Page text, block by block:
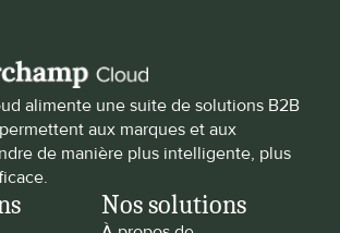
alimente une suite de solutions B2B
aux marques et aux
de manière plus intelligente, plus
Nos solutions